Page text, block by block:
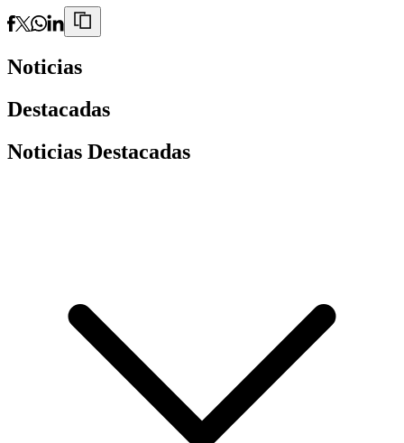
Noticias
Destacadas
Noticias Destacadas